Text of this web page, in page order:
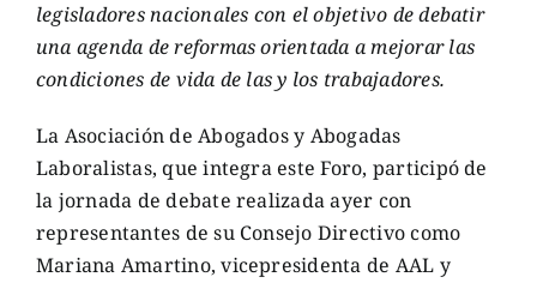
legisladores nacionales con el objetivo de debatir
una agenda de reformas orientada a mejorar las
condiciones de vida de las y los trabajadores.
La Asociación de Abogados y Abogadas
Laboralistas, que integra este Foro, participó de
la jornada de debate realizada ayer con
representantes de su Consejo Directivo como
Mariana Amartino, vicepresidenta de AAL y